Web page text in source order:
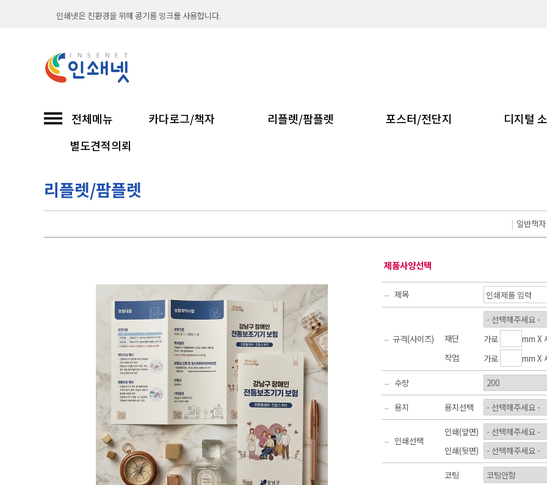
출력시스템과 옵셋 인쇄기를 보유하여 언제나 빠르고
친환경 소이프린팅과 함께합니다
30년 노하우 인쇄넷이 선보이는 고품질 인쇄...
출력시스템과 옵셋 인쇄기를 보유하여 언제나 빠르고
직접 인쇄해서 납품까지 믿고 맡기는 인쇄넷...
친환경 소이프린팅과 함께합니다
전체메뉴 카다로그/책자 리플렛/팜플렛 포스터/전단지 디지털
별도견적의뢰
리플렛/팜플렛
| 일반책자
제품사양선택
제목
규격(사이즈) 재단 가로 mm X
작업
가로 mm X
수량
용지 용지선택
인쇄선택
인쇄(앞면)
인쇄(뒷면)
코팅